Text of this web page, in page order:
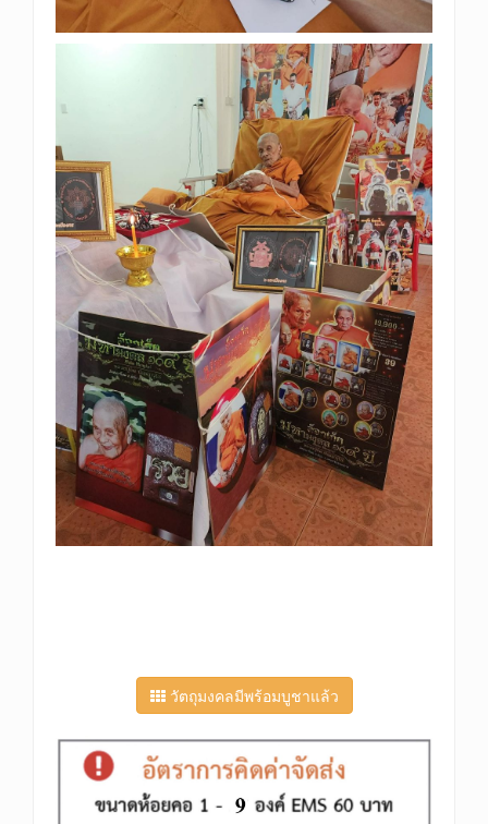
วัตถุมงคลมีพร้อมบูชาแล้ว